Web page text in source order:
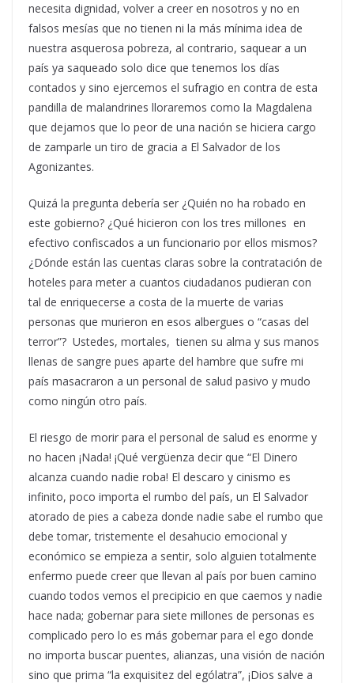
necesita dignidad, volver a creer en nosotros y no en
falsos mesías que no tienen ni la más mínima idea de
nuestra asquerosa pobreza, al contrario, saquear a un
país ya saqueado solo dice que tenemos los días
contados y sino ejercemos el sufragio en contra de esta
pandilla de malandrines lloraremos como la Magdalena
que dejamos que lo peor de una nación se hiciera cargo
de zamparle un tiro de gracia a El Salvador de los
Agonizantes.
Quizá la pregunta debería ser ¿Quién no ha robado en
este gobierno? ¿Qué hicieron con los tres millones en
efectivo confiscados a un funcionario por ellos mismos?
¿Dónde están las cuentas claras sobre la contratación de
hoteles para meter a cuantos ciudadanos pudieran con
tal de enriquecerse a costa de la muerte de varias
personas que murieron en esos albergues o “casas del
terror”? Ustedes, mortales, tienen su alma y sus manos
llenas de sangre pues aparte del hambre que sufre mi
país masacraron a un personal de salud pasivo y mudo
como ningún otro país.
El riesgo de morir para el personal de salud es enorme y
no hacen ¡Nada! ¡Qué vergüenza decir que “El Dinero
alcanza cuando nadie roba! El descaro y cinismo es
infinito, poco importa el rumbo del país, un El Salvador
atorado de pies a cabeza donde nadie sabe el rumbo que
debe tomar, tristemente el desahucio emocional y
económico se empieza a sentir, solo alguien totalmente
enfermo puede creer que llevan al país por buen camino
cuando todos vemos el precipicio en que caemos y nadie
hace nada; gobernar para siete millones de personas es
complicado pero lo es más gobernar para el ego donde
no importa buscar puentes, alianzas, una visión de nación
sino que prima “la exquisitez del ególatra”, ¡Dios salve a